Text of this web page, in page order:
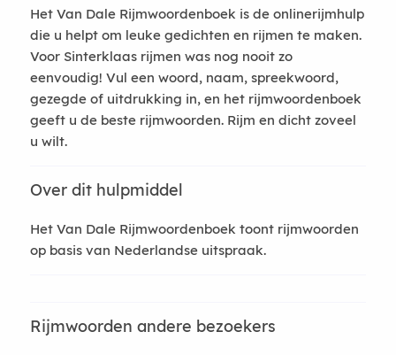
Het Van Dale Rijmwoordenboek is de onlinerijmhulp
die u helpt om leuke gedichten en rijmen te maken.
Voor Sinterklaas rijmen was nog nooit zo
eenvoudig! Vul een woord, naam, spreekwoord,
gezegde of uitdrukking in, en het rijmwoordenboek
geeft u de beste rijmwoorden. Rijm en dicht zoveel
u wilt.
Over dit hulpmiddel
Het Van Dale Rijmwoordenboek toont rijmwoorden
op basis van Nederlandse uitspraak.
Rijmwoorden andere bezoekers